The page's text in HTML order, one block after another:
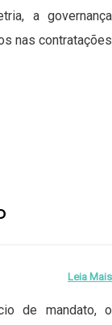
a governança
nas contratações
Leia Mais
de mandato, o